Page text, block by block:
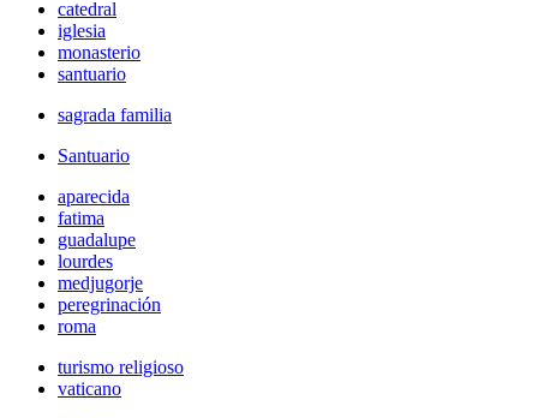
catedral
iglesia
monasterio
santuario
sagrada familia
Santuario
aparecida
fatima
guadalupe
lourdes
medjugorje
peregrinación
roma
turismo religioso
vaticano